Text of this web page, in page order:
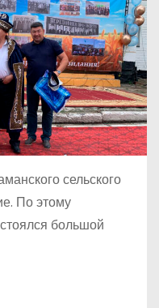
сельского
По этому
большой